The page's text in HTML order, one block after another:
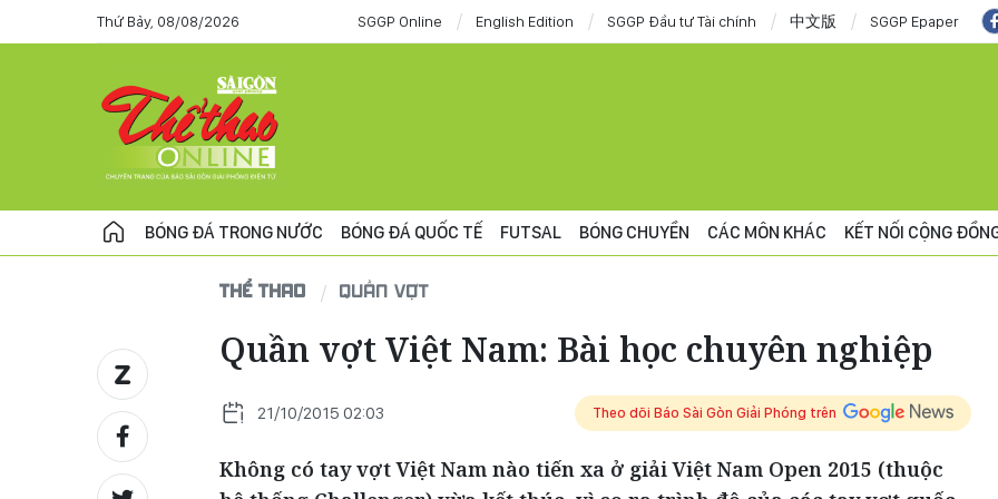
Thứ Bảy, 08/08/2026 SGGP Online English Edition SGGP Đầu tư Tài chính 中文版 SGGP Epaper
BÓNG ĐÁ TRONG NƯỚC BÓNG ĐÁ QUỐC TẾ FUTSAL BÓNG CHUYỀN CÁC MÔN KHÁC KẾT NỐI CỘNG
THỂ THAO QUẦN VỢT
Quần vợt Việt Nam: Bài học chuyên nghiệp
21/10/2015 02:03 Theo dõi Báo Sài Gòn Giải Phóng trên
Không có tay vợt Việt Nam nào tiến xa ở giải Việt Nam Open 2015 (thuộc